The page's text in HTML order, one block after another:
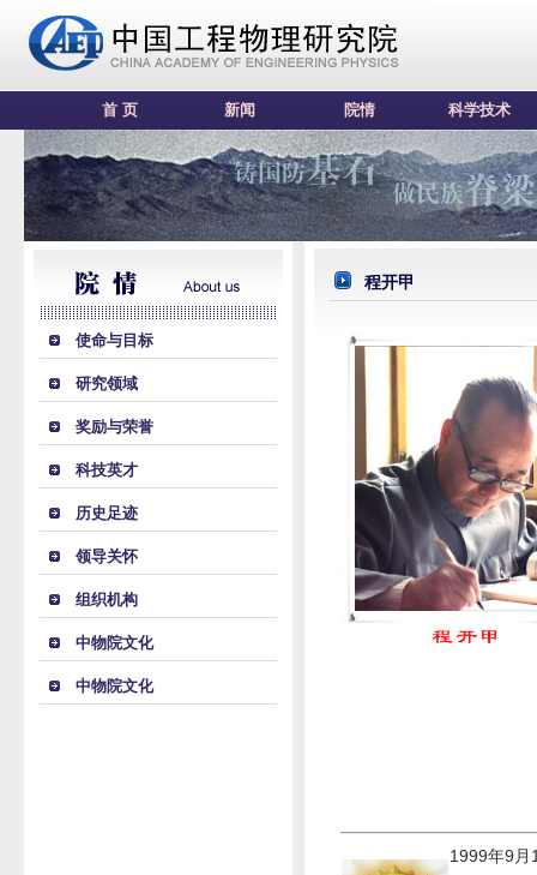
首 页 新闻 院情 科学技术
使命与目标
研究领域
奖励与荣誉
科技英才
历史足迹
领导关怀
组织机构
中物院文化
中物院文化
程开甲
1999年9月